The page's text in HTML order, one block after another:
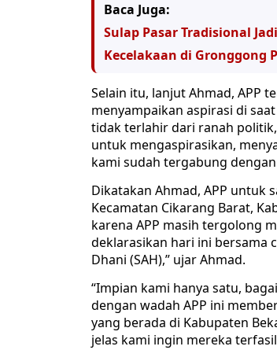
Baca Juga:
Sulap Pasar Tradisional
Kecelakaan di Gronggong
Selain itu, lanjut Ahmad, APP
menyampaikan aspirasi di
tidak terlahir dari ranah
untuk mengaspirasikan,
kami sudah tergabung
Dikatakan Ahmad, APP untuk
Kecamatan Cikarang Barat,
karena APP masih tergolong
deklarasikan hari ini bersama
Dhani (SAH),” ujar Ahmad.
“Impian kami hanya satu,
dengan wadah APP ini
yang berada di Kabupaten
jelas kami ingin mereka